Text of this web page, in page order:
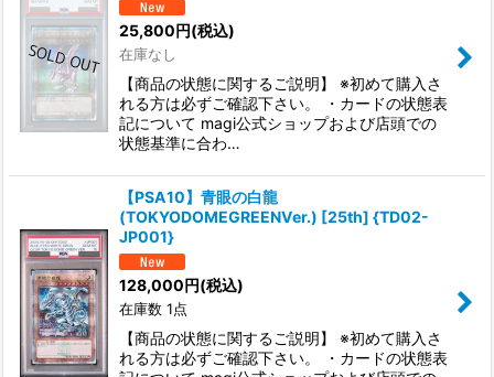
25,800円(税込)
在庫なし
【商品の状態に関するご説明】 ※初めて購入さ
れる方は必ずご確認下さい。 ・カードの状態表
記について magi公式ショップおよび店頭での
状態基準に合わ…
【PSA10】青眼の白龍
(TOKYODOMEGREENVer.) [25th] {TD02-
JP001}
128,000円(税込)
在庫数 1点
【商品の状態に関するご説明】 ※初めて購入さ
れる方は必ずご確認下さい。 ・カードの状態表